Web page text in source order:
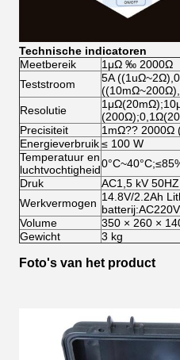
Technische indicatoren
Meetbereik
1μΩ ‰ 2000Ω
Teststroom
5A
Resolutie
Precisiteit
1mΩ?? 2000Ω
Energieverbruik≤ 100 W
Temperatuur en
luchtvochtigheid
Druk
AC1,5 kV
Werkvermogen 14.8V/2.2Ah
Volume
350 × 260 ×
Gewicht
3 kg
Foto's van het product